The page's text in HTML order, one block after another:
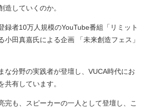
造していくのか。
録者10万人規模のYouTube番組「リミット
小田真嘉氏による企画 「未来創造フェス」
な分野の実践者が登壇し、VUCA時代にお
共有しています。
完も、スピーカーの一人として登壇し、こ